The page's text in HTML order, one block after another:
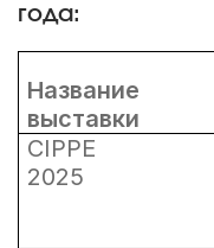
года:
Название
выставки
CIPPE
2025